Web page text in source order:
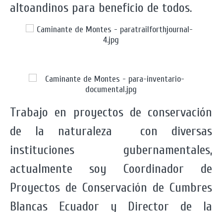
altoandinos para beneficio de todos.
Trabajo en proyectos de conservación
de la naturaleza con diversas
instituciones gubernamentales,
actualmente soy Coordinador de
Proyectos de Conservación de Cumbres
Blancas Ecuador y Director de la